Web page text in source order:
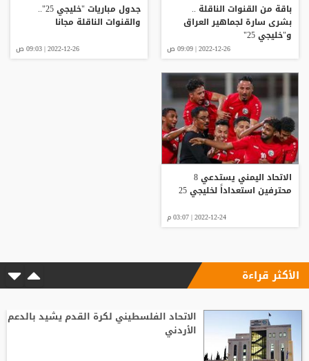
باقة من القنوات الناقلة ..
بشرى سارة لجماهير العراق
و"خليجي 25"
2022-12-26 | 09:09 ص
جدول مباريات "خليجي 25"..
والقنوات الناقلة مجانا
2022-12-26 | 09:03 ص
الاتحاد اليمني يستدعي 8
محترفين استعداداً لخليجي 25
2022-12-24 | 03:07 م
الأكثر قراءة
الاتحاد الفلسطيني لكرة القدم يشيد بالدعم
الأردني